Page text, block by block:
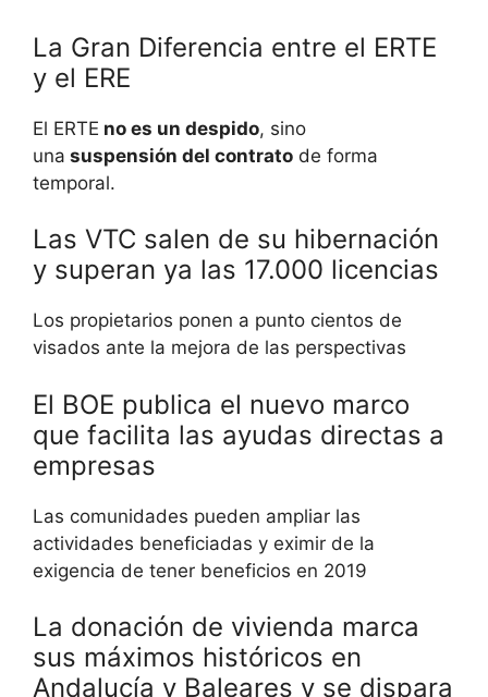
La Gran Diferencia entre el ERTE
y el ERE
El ERTE no es un despido, sino
una suspensión del contrato de forma
temporal.
Las VTC salen de su hibernación
y superan ya las 17.000 licencias
Los propietarios ponen a punto cientos de
visados ante la mejora de las perspectivas
El BOE publica el nuevo marco
que facilita las ayudas directas a
empresas
Las comunidades pueden ampliar las
actividades beneficiadas y eximir de la
exigencia de tener beneficios en 2019
La donación de vivienda marca
sus máximos históricos en
Andalucía y Baleares y se dispara